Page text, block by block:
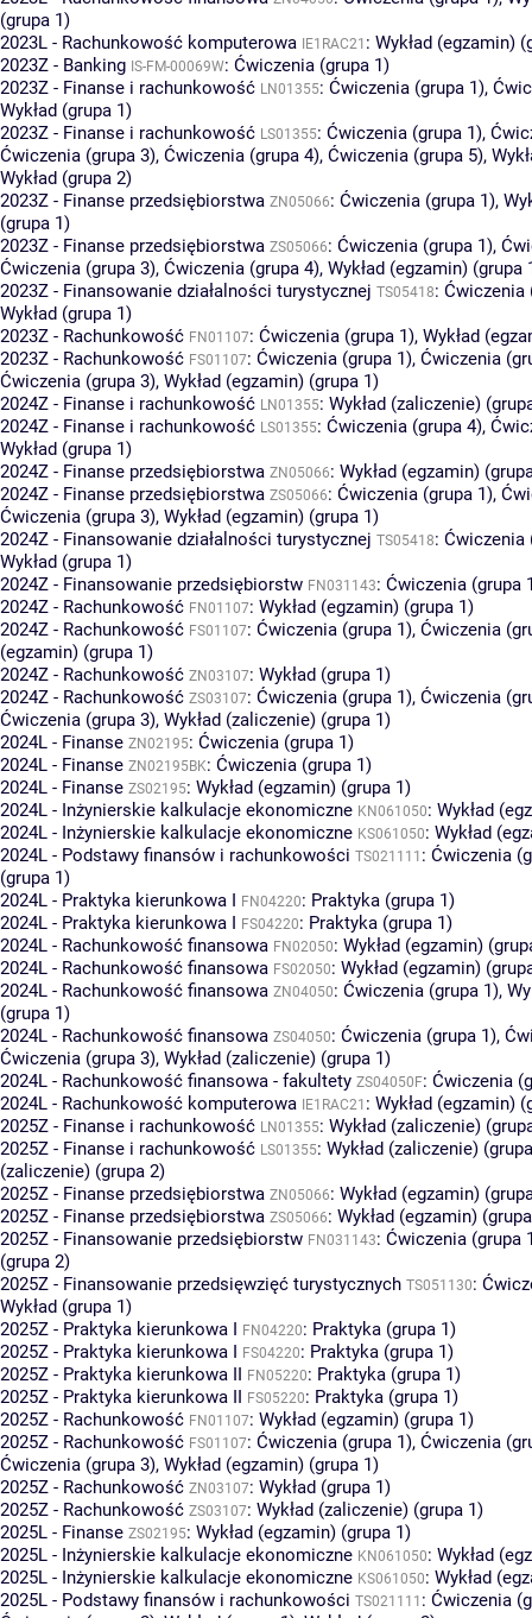
(grupa 1)
2023L - Rachunkowość komputerowa IE1RAC21 : Wykład (egzamin)
2023Z - Banking IS-FM-00069W: Ćwiczenia (grupa 1)
2023Z - Finanse i rachunkowość LN01355: Ćwiczenia (grupa 1),
Wykład (grupa 1)
2023Z - Finanse i rachunkowość LS01355: Ćwiczenia (grupa 1),
Ćwiczenia (grupa 3), Ćwiczenia (grupa 4), Ćwiczenia (grupa 5),
Wykład (grupa 2)
2023Z - Finanse przedsiębiorstwa ZN05066: Ćwiczenia (grupa 1),
(grupa 1)
2023Z - Finanse przedsiębiorstwa ZS05066: Ćwiczenia (grupa 1),
Ćwiczenia (grupa 3), Ćwiczenia (grupa 4), Wykład (egzamin) (grupa
2023Z - Finansowanie działalności turystycznej TS05418: Ćwiczenia
Wykład (grupa 1)
2023Z - Rachunkowość FN01107: Ćwiczenia (grupa 1), Wykład
2023Z - Rachunkowość FS01107: Ćwiczenia (grupa 1), Ćwiczenia
Ćwiczenia (grupa 3), Wykład (egzamin) (grupa 1)
2024Z - Finanse i rachunkowość LN01355: Wykład (zaliczenie)
2024Z - Finanse i rachunkowość LS01355: Ćwiczenia (grupa 4),
Wykład (grupa 1)
2024Z - Finanse przedsiębiorstwa ZN05066: Wykład (egzamin)
2024Z - Finanse przedsiębiorstwa ZS05066: Ćwiczenia (grupa 1),
Ćwiczenia (grupa 3), Wykład (egzamin) (grupa 1)
2024Z - Finansowanie działalności turystycznej TS05418: Ćwiczenia
Wykład (grupa 1)
2024Z - Finansowanie przedsiębiorstw FN031143: Ćwiczenia (grupa
2024Z - Rachunkowość FN01107: Wykład (egzamin) (grupa 1)
2024Z - Rachunkowość FS01107: Ćwiczenia (grupa 1), Ćwiczenia
(egzamin) (grupa 1)
2024Z - Rachunkowość ZN03107: Wykład (grupa 1)
2024Z - Rachunkowość ZS03107: Ćwiczenia (grupa 1), Ćwiczenia
Ćwiczenia (grupa 3), Wykład (zaliczenie) (grupa 1)
2024L - Finanse ZN02195: Ćwiczenia (grupa 1)
2024L - Finanse ZN02195BK: Ćwiczenia (grupa 1)
2024L - Finanse ZS02195: Wykład (egzamin) (grupa 1)
2024L - Inżynierskie kalkulacje ekonomiczne KN061050: Wykład
2024L - Inżynierskie kalkulacje ekonomiczne KS061050: Wykład
2024L - Podstawy finansów i rachunkowości TS021111 : Ćwiczenia
(grupa 1)
2024L - Praktyka kierunkowa I FN04220: Praktyka (grupa 1)
2024L - Praktyka kierunkowa I FS04220: Praktyka (grupa 1)
2024L - Rachunkowość finansowa FN02050: Wykład (egzamin)
2024L - Rachunkowość finansowa FS02050: Wykład (egzamin)
2024L - Rachunkowość finansowa ZN04050: Ćwiczenia (grupa 1),
(grupa 1)
2024L - Rachunkowość finansowa ZS04050: Ćwiczenia (grupa 1),
Ćwiczenia (grupa 3), Wykład (zaliczenie) (grupa 1)
2024L - Rachunkowość finansowa - fakultety ZS04050F: Ćwiczenia
2024L - Rachunkowość komputerowa IE1RAC21 : Wykład (egzamin)
2025Z - Finanse i rachunkowość LN01355: Wykład (zaliczenie)
2025Z - Finanse i rachunkowość LS01355: Wykład (zaliczenie)
(zaliczenie) (grupa 2)
2025Z - Finanse przedsiębiorstwa ZN05066: Wykład (egzamin)
2025Z - Finanse przedsiębiorstwa ZS05066: Wykład (egzamin)
2025Z - Finansowanie przedsiębiorstw FN031143: Ćwiczenia (grupa
(grupa 2)
2025Z - Finansowanie przedsięwzięć turystycznych TS051130:
Wykład (grupa 1)
2025Z - Praktyka kierunkowa I FN04220: Praktyka (grupa 1)
2025Z - Praktyka kierunkowa I FS04220: Praktyka (grupa 1)
2025Z - Praktyka kierunkowa II FN05220: Praktyka (grupa 1)
2025Z - Praktyka kierunkowa II FS05220: Praktyka (grupa 1)
2025Z - Rachunkowość FN01107: Wykład (egzamin) (grupa 1)
2025Z - Rachunkowość FS01107: Ćwiczenia (grupa 1), Ćwiczenia
Ćwiczenia (grupa 3), Wykład (egzamin) (grupa 1)
2025Z - Rachunkowość ZN03107: Wykład (grupa 1)
2025Z - Rachunkowość ZS03107: Wykład (zaliczenie) (grupa 1)
2025L - Finanse ZS02195: Wykład (egzamin) (grupa 1)
2025L - Inżynierskie kalkulacje ekonomiczne KN061050: Wykład
2025L - Inżynierskie kalkulacje ekonomiczne KS061050: Wykład
2025L - Podstawy finansów i rachunkowości TS021111 : Ćwiczenia